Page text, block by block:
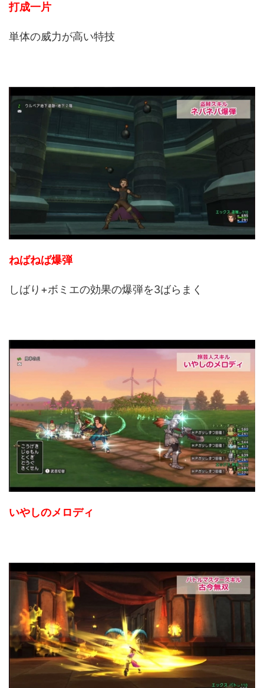
打成一片
単体の威力が高い特技
ねばねば爆弾
しばり+ボミエの効果の爆弾を3ばらまく
いやしのメロディ